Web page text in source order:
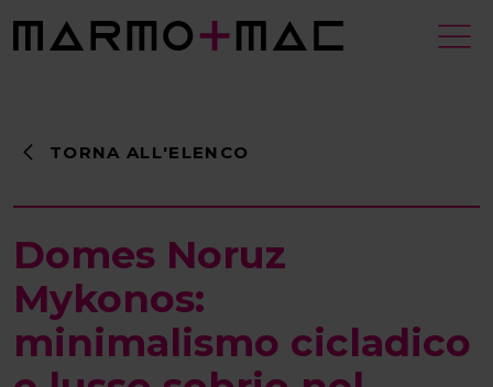
TORNA ALL'ELENCO
Domes Noruz
Mykonos:
minimalismo cicladico